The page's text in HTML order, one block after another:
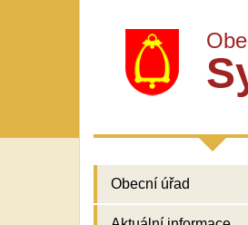
Obecní úřad